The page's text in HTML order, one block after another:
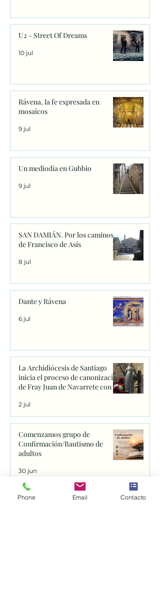
U2 - Street Of Dreams
10 jul
Rávena, la fe expresada en
mosaicos
9 jul
Un mediodía en Gubbio
9 jul
SAN DAMIÁN. Por los caminos
de Francisco de Asís
8 jul
Dante y Rávena
6 jul
La Archidiócesis de Santiago
inicia el proceso de canonización
de Fray Juan de Navarrete con la
firma de los primeros decretos
en Sanxenxo
2 jul
Comenzamos grupo de
Confirmación/Bautismo de
adultos
30 jun
Mensajes del Papa para Recordar
Phone Email Contacto